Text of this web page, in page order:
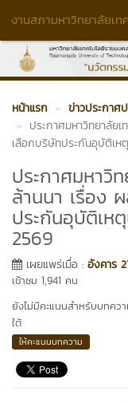
งานสภามหาวิทยาลัยเท
หน้าแรก
ข่าวประกาศ
ประกาศมหาวิทยาลัย
เลือกบริษัทประกันอุบัติเ
ประกาศมหาวิ
ล้านนา เรื่อง
ประกันอุบัติเห
2569
เผยแพร่เมื่อ : อังคาร
เข้าชม 1,941 คน
ยังไม่มีคะแนนสำหรับบทคว
ใต้
ให้คะแนนบทความ